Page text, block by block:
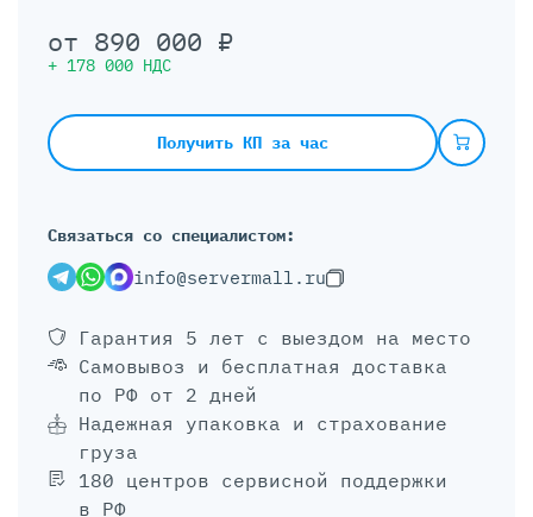
от 890 000 ₽
+ 178 000 НДС
Получить КП за час
Связаться со специалистом:
info@servermall.ru
Гарантия 5 лет с выездом на место
Самовывоз и бесплатная доставка
по РФ от 2 дней
Надежная упаковка и страхование
груза
180 центров сервисной поддержки
в РФ